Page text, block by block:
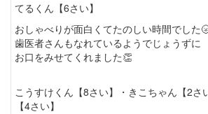
てるくん【6さい】
おしゃべりが面白くてたのしい時間でした
歯医者さんもなれているようでじょうずに
お口をみせてくれました👏
こうすけくん【8さい】・きこちゃん【2さ
【4さい】